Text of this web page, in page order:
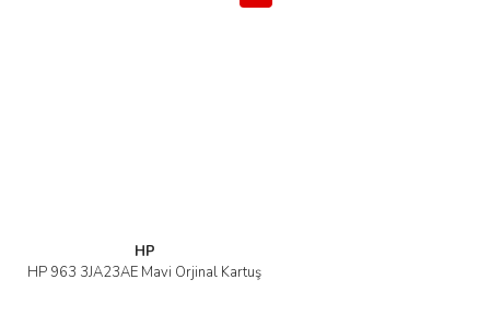
HP
HP 963 3JA23AE Mavi Orjinal Kartuş